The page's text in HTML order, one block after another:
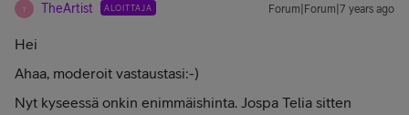
T TheArtist ALOITTAJA Forum|Forum|7 years ago
Hei
Ahaa, moderoit vastaustasi:-)
Nyt kyseessä onkin enimmäishinta. Jospa Telia sitten